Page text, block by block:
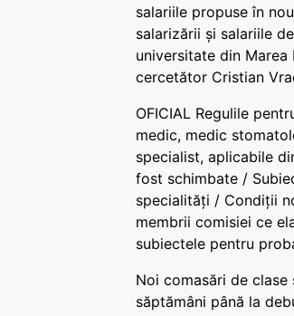
salariile propuse în
salarizării și salariile
universitate din Marea
cercetător Cristian
OFICIAL Regulile
medic, medic
specialist, aplicabile
fost schimbate /
specialități / Condiții
membrii comisiei ce
subiectele pentru
Noi comasări de clase
săptămâni până la